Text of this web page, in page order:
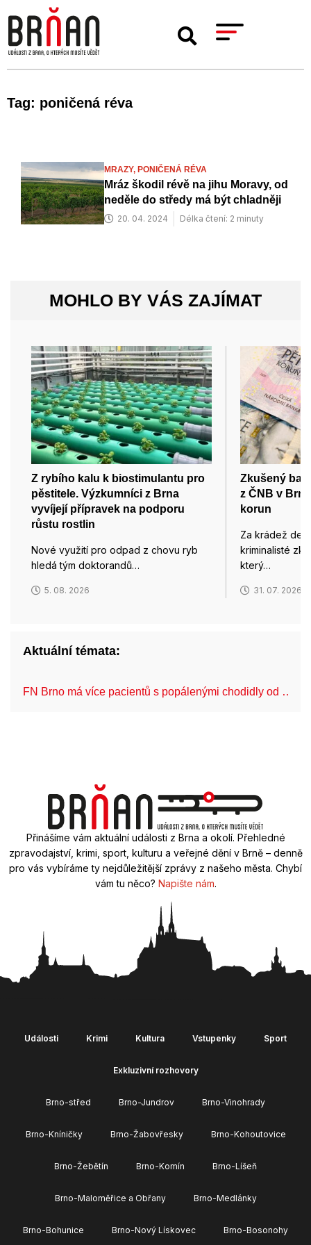
Tag: poničená réva
MRAZY, PONIČENÁ RÉVA
Mráz škodil révě na jihu Moravy, od
neděle do středy má být chladněji
20. 04. 2024 Délka čtení: 2 minuty
MOHLO BY VÁS ZAJÍMAT
Z rybího kalu k biostimulantu pro
pěstitele. Výzkumníci z Brna
vyvíjejí přípravek na podporu
růstu rostlin
Nové využití pro odpad z chovu ryb
hledá tým doktorandů…
5. 08. 2026
Zkušený
z ČNB v
korun
Za krádež
kriminalisté
který…
31. 07. 2026
Aktuální témata:
FN Brno má více pacientů s popálenými chodidly od …
Přinášíme vám aktuální události z Brna a okolí. Přehledné
zpravodajství, krimi, sport, kulturu a veřejné dění v Brně – denně
pro vás vybíráme ty nejdůležitější zprávy z našeho města. Chybí
vám tu něco? Napište nám.
Události Krimi Kultura Vstupenky Sport
Exkluzivní rozhovory
Brno-střed Brno-Jundrov Brno-Vinohrady
Brno-Kníničky Brno-Žabovřesky Brno-Kohoutovice
Brno-Žebětín Brno-Komín Brno-Líšeň
Brno-Maloměřice a Obřany Brno-Medlánky
Brno-Bohunice Brno-Nový Lískovec Brno-Bosonohy